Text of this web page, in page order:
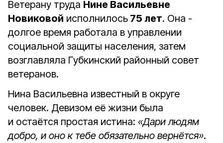
Ветерану труда Нине Васильевне
Новиковой исполнилось 75 лет. Она ­
долгое время работала в управлении
социальной защиты населения, затем
возглавляла Губкинский районный совет
ветеранов.
Нина Васильевна известный в округе
человек. Девизом её жизни была
и остаётся простая истина: «Дари людям
добро, и оно к тебе обязательно вернётся».